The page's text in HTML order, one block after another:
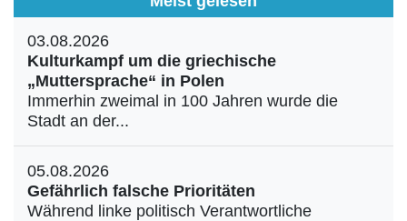
03.08.2026
Kulturkampf um die griechische
„Muttersprache“ in Polen
Immerhin zweimal in 100 Jahren wurde die
Stadt an der...
05.08.2026
Gefährlich falsche Prioritäten
Während linke politisch Verantwortliche